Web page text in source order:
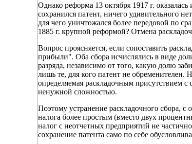
Однако реформа 13 октября 1917 г.
сохранился патент, ничего удивительного
для чего уничтожался более передовой по
1885 г. крупной реформой? Отмена
Вопрос проясняется, если сопоставить
прибыли". Оба сбора исчислялись в виде
разряда, независимо от того, какую долю
лишь те, для кого патент не
определяемая раскладочным присутствием
ненужной сложностью.
Поэтому устранение раскладочного сбора,
налога более простым (вместо двух
налог с неотчетных предприятий не
сохранение патента само по себе